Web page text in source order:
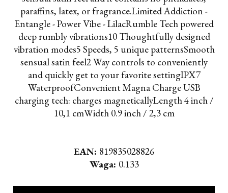
paraffins, latex, or fragrance.Limited Addiction -
Entangle - Power Vibe - LilacRumble Tech powered
deep rumbly vibrations10 Thoughtfully designed
vibration modes5 Speeds, 5 unique patternsSmooth
sensual satin feel2 Way controls to conveniently
and quickly get to your favorite settingIPX7
WaterproofConvenient Magna Charge USB
charging tech: charges magneticallyLength 4 inch /
10,1 cmWidth 0.9 inch / 2,3 cm
EAN: 819835028826
Waga: 0.133